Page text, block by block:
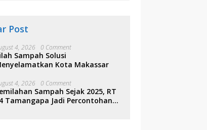
Post
4, 2026 0 Comment
Sampah Solusi
Kota Makassar
4, 2026 0 Comment
Sampah Sejak 2025, RT
Tamangapa Jadi Percontohan